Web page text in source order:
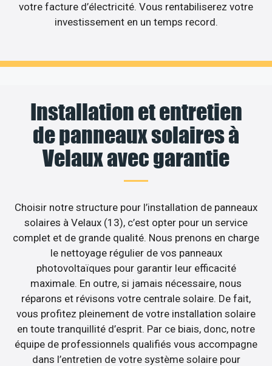
votre facture d’électricité. Vous rentabiliserez votre
investissement en un temps record.
Installation et entretien
de panneaux solaires à
Velaux avec garantie
Choisir notre structure pour l’installation de panneaux
solaires à Velaux (13), c’est opter pour un service
complet et de grande qualité. Nous prenons en charge
le nettoyage régulier de vos panneaux
photovoltaïques pour garantir leur efficacité
maximale. En outre, si jamais nécessaire, nous
réparons et révisons votre centrale solaire. De fait,
vous profitez pleinement de votre installation solaire
en toute tranquillité d’esprit. Par ce biais, donc, notre
équipe de professionnels qualifiés vous accompagne
dans l’entretien de votre système solaire pour